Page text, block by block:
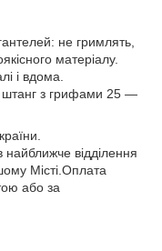
не гримлять,
матеріалу.
і вдома.
штанг з грифами 25 —
відділення
Місті.Оплата
або за